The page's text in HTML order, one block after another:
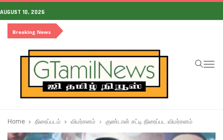
AUGUST 10, 2026
Breaking News
Home திரைப்படம் விமர்சனம் குண்டான் சட்டி திரைப்பட விமர்சனம்